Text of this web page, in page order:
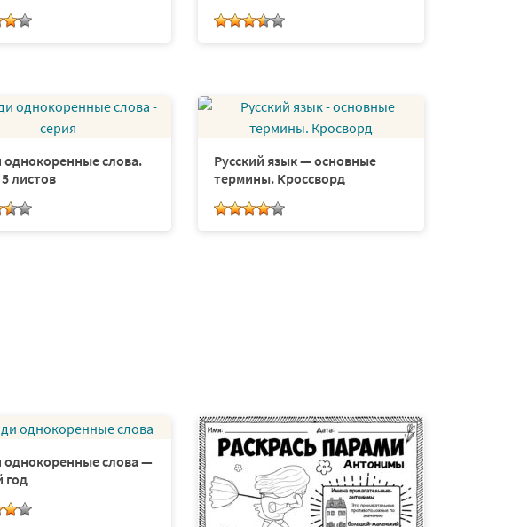
однокоренные слова.
листов
Русский язык — основные
термины. Кроссворд
однокоренные слова —
год